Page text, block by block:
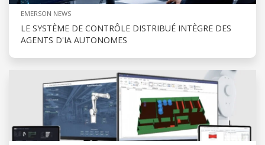
EMERSON NEWS
LE SYSTÈME DE CONTRÔLE DISTRIBUÉ INTÈGRE DES
AGENTS D'IA AUTONOMES